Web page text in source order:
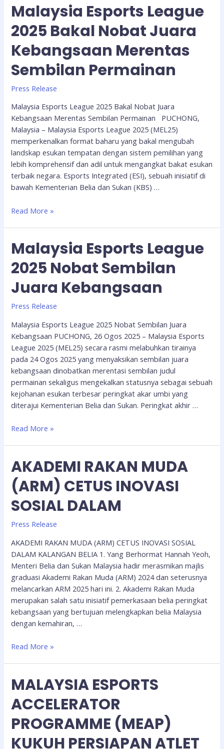
Malaysia Esports League
2025 Bakal Nobat Juara
Kebangsaan Merentas
Sembilan Permainan
Press Release
Malaysia Esports League 2025 Bakal Nobat Juara
Kebangsaan Merentas Sembilan Permainan PUCHONG,
Malaysia – Malaysia Esports League 2025 (MEL25)
memperkenalkan format baharu yang bakal mengubah
landskap esukan tempatan dengan sistem pemilihan yang
lebih komprehensif dan adil untuk mengangkat bakat esukan
terbaik negara. Esports Integrated (ESI), sebuah inisiatif di
bawah Kementerian Belia dan Sukan (KBS) …
Read More »
Malaysia Esports League
2025 Nobat Sembilan
Juara Kebangsaan
Press Release
Malaysia Esports League 2025 Nobat Sembilan Juara
Kebangsaan PUCHONG, 26 Ogos 2025 – Malaysia Esports
League 2025 (MEL25) secara rasmi melabuhkan tirainya
pada 24 Ogos 2025 yang menyaksikan sembilan juara
kebangsaan dinobatkan merentasi sembilan judul
permainan sekaligus mengekalkan statusnya sebagai sebuah
kejohanan esukan terbesar peringkat akar umbi yang
diterajui Kementerian Belia dan Sukan. Peringkat akhir …
Read More »
AKADEMI RAKAN MUDA
(ARM) CETUS INOVASI
SOSIAL DALAM
Press Release
AKADEMI RAKAN MUDA (ARM) CETUS INOVASI SOSIAL
DALAM KALANGAN BELIA 1. Yang Berhormat Hannah Yeoh,
Menteri Belia dan Sukan Malaysia hadir merasmikan majlis
graduasi Akademi Rakan Muda (ARM) 2024 dan seterusnya
melancarkan ARM 2025 hari ini. 2. Akademi Rakan Muda
merupakan salah satu inisiatif pemerkasaan belia peringkat
kebangsaan yang bertujuan melengkapkan belia Malaysia
dengan kemahiran, …
Read More »
MALAYSIA ESPORTS
ACCELERATOR
PROGRAMME (MEAP)
KUKUH PERSIAPAN ATLET